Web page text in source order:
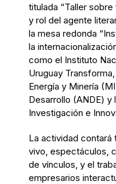
titulada “Taller
y rol del agente
la mesa redonda
la
como el Instituto
Uruguay
Energía y Minería
Desarrollo (ANDE) y
Investigación e
La actividad contará
vivo, espectáculos,
de vínculos, y el
empresarios